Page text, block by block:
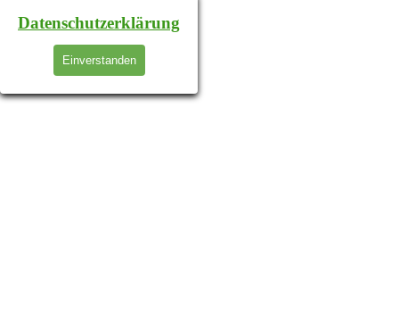
Datenschutzerklärung
Einverstanden